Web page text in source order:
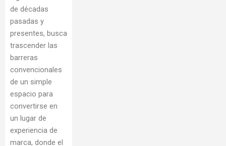
de décadas
pasadas y
presentes, busca
trascender las
barreras
convencionales
de un simple
espacio para
convertirse en
un lugar de
experiencia de
marca, donde el